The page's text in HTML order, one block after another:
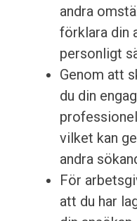
andra
förklara din
personligt
Genom att
du din
vilket kan
andra
För
att du har